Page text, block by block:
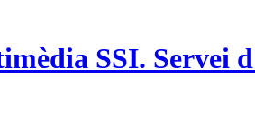
SSI. Servei